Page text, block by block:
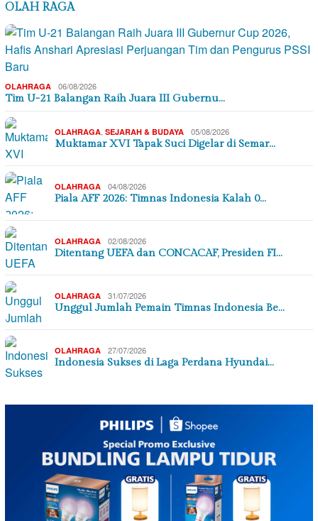
OLAH RAGA
OLAHRAGA 06/08/2026
Tim U-21 Balangan Raih Juara III Gubernu…
OLAHRAGA, SEJARAH & BUDAYA 05/08/2026
Muktamar XVI Tapak Suci Digelar di Semar…
OLAHRAGA 04/08/2026
Piala AFF 2026: Timnas Indonesia Kalah 0…
OLAHRAGA 02/08/2026
Ditentang UEFA dan CONCACAF, Presiden FI…
OLAHRAGA 31/07/2026
Unggul Jumlah Pemain Timnas Indonesia Be…
OLAHRAGA 27/07/2026
Indonesia Sukses di Laga Perdana Hyundai…